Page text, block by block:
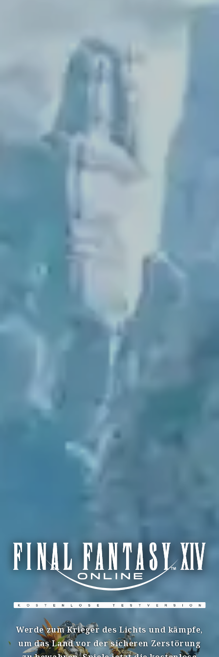
Werde zum Krieger des Lichts und kämpfe,
um das Land vor der sicheren Zerstörung